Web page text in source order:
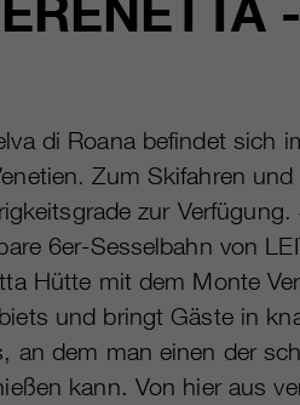
-
di Roana befindet sich
Zum Skifahren
zur Verfügung.
6er-Sesselbahn von
Hütte mit dem Monte
und bringt Gäste in
an dem man einen der
kann. Von hier aus
Name
Laufzeit 30
Zweck
Zweck